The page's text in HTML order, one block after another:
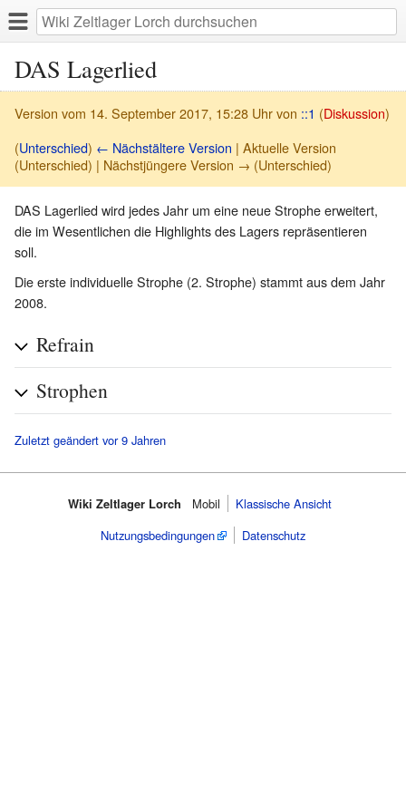
DAS Lagerlied
Version vom 14. September 2017, 15:28 Uhr von ::1 (Diskussion)
(Unterschied) ← Nächstältere Version | Aktuelle Version
(Unterschied) | Nächstjüngere Version → (Unterschied)
DAS Lagerlied wird jedes Jahr um eine neue Strophe erweitert,
die im Wesentlichen die Highlights des Lagers repräsentieren
soll.
Die erste individuelle Strophe (2. Strophe) stammt aus dem Jahr
2008.
Refrain
Strophen
Zuletzt geändert vor 9 Jahren
Wiki Zeltlager Lorch Mobil
Klassische Ansicht
Nutzungsbedingungen
Datenschutz